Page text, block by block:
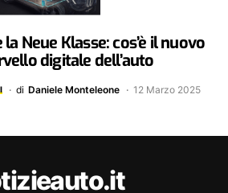
Neue Klasse: cos’è il nuovo
digitale dell’auto
di Daniele Monteleone 12 Marzo 2025